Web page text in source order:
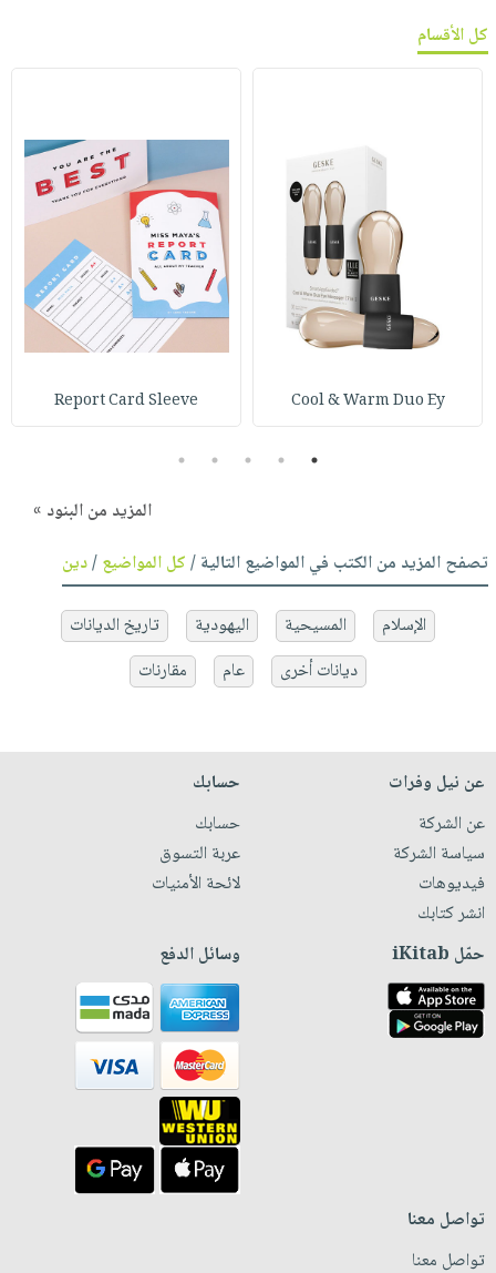
كل الأقسام
Cool & Warm Duo Ey
Report Card Sleeve
1
2
3
4
5
المزيد من البنود »
تصفح المزيد من الكتب في المواضيع التالية /كل المواضيع/دين
الإسلام المسيحية اليهودية
تاريخ الديانات
ديانات أخرى
عام مقارنات
عن نيل وفرات
عن الشركة
سياسة الشركة
فيديوهات
انشر كتابك
حسابك
حسابك
عربة التسوق
لائحة الأمنيات
حمّل iKitab وسائل الدفع
تواصل معنا
تواصل معنا